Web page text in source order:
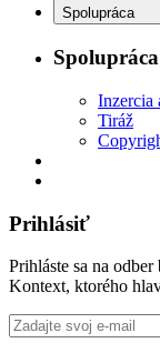
Spolupráca
Spolupráca
Inzercia
Tiráž
Prihlásiť
Prihláste sa na
Kontext, ktorého